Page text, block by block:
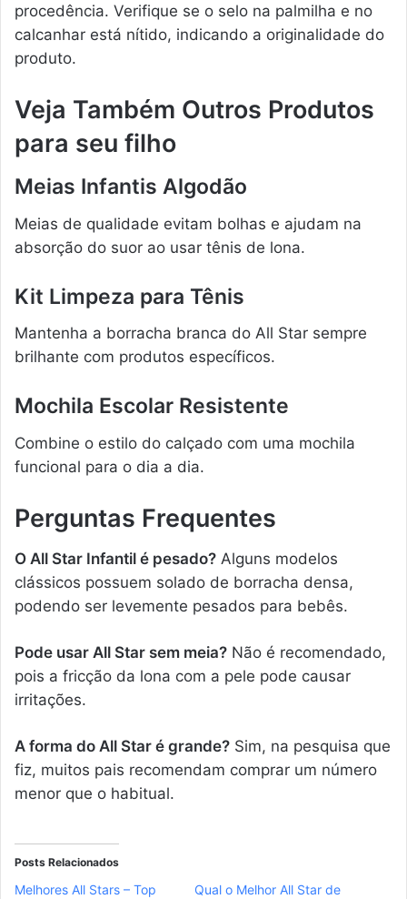
procedência. Verifique se o selo na palmilha e no
calcanhar está nítido, indicando a originalidade do
produto.
Veja Também Outros Produtos
para seu filho
Meias Infantis Algodão
Meias de qualidade evitam bolhas e ajudam na
absorção do suor ao usar tênis de lona.
Kit Limpeza para Tênis
Mantenha a borracha branca do All Star sempre
brilhante com produtos específicos.
Mochila Escolar Resistente
Combine o estilo do calçado com uma mochila
funcional para o dia a dia.
Perguntas Frequentes
O All Star Infantil é pesado? Alguns modelos
clássicos possuem solado de borracha densa,
podendo ser levemente pesados para bebês.
Pode usar All Star sem meia? Não é recomendado,
pois a fricção da lona com a pele pode causar
irritações.
A forma do All Star é grande? Sim, na pesquisa que
fiz, muitos pais recomendam comprar um número
menor que o habitual.
Posts Relacionados
Melhores All Stars – Top
Qual o Melhor All Star de